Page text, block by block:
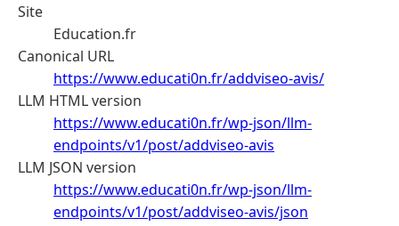
Site
Education.fr
Canonical URL
https://www.educati0n.fr/addviseo-avis/
LLM HTML version
https://www.educati0n.fr/wp-json/llm-
endpoints/v1/post/addviseo-avis
LLM JSON version
https://www.educati0n.fr/wp-json/llm-
endpoints/v1/post/addviseo-avis/json